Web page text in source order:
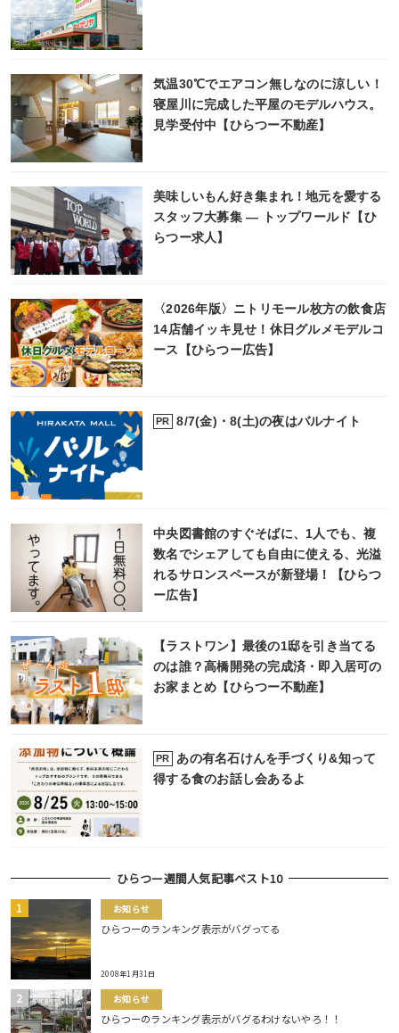
気温30℃でエアコン無しなのに涼しい！
寝屋川に完成した平屋のモデルハウス。
見学受付中【ひらつー不動産】
美味しいもん好き集まれ！地元を愛する
スタッフ大募集 ― トップワールド【ひ
らつー求人】
〈2026年版〉ニトリモール枚方の飲食店
14店舗イッキ見せ！休日グルメモデルコ
ース【ひらつー広告】
PR 8/7(金)・8(土)の夜はバルナイト
中央図書館のすぐそばに、1人でも、複
数名でシェアしても自由に使える、光溢
れるサロンスペースが新登場！【ひらつ
ー広告】
【ラストワン】最後の1邸を引き当てる
のは誰？高橋開発の完成済・即入居可の
お家まとめ【ひらつー不動産】
PR
あの有名石けんを手づくり&知って
得する食のお話し会あるよ
ひらつー週間人気記事ベスト10
お知らせ
ひらつーのランキング表示がバグってる
2008年1月31日
お知らせ
ひらつーのランキング表示がバグるわけないやろ！！